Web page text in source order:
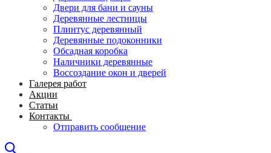
Двери для бани и сауны
Деревянные лестницы
Плинтус деревянный
Деревянные подоконники
Обсадная коробка
Наличники деревянные
Воссоздание окон и дверей
Галерея работ
Акции
Статьи
Контакты
Отправить сообщение